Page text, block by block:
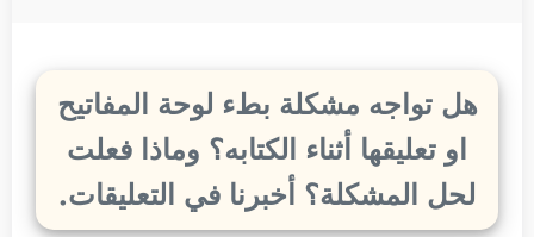
هل تواجه مشكلة بطء لوحة المفاتيح
او تعليقها أثناء الكتابه؟ وماذا فعلت
لحل المشكلة؟ أخبرنا في التعليقات.